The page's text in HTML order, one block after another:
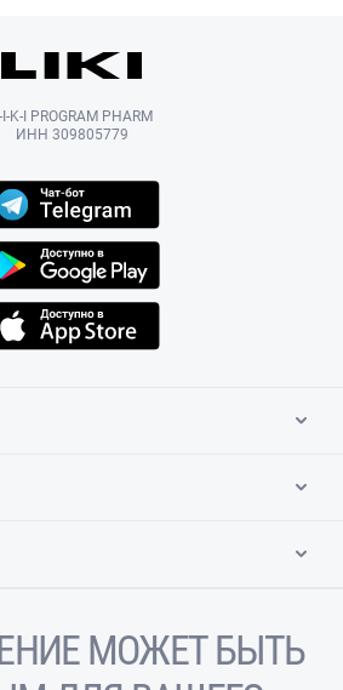
I-K-I PROGRAM PHARM
ИНН 309805779
МОЖЕТ БЫТЬ